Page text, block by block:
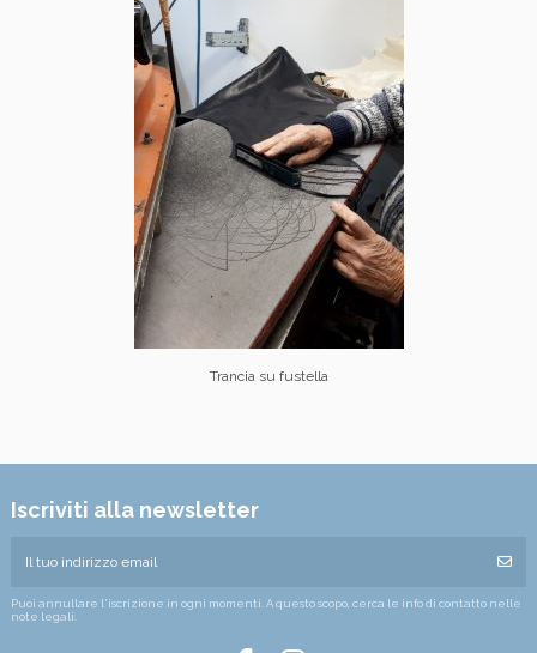
Trancia su fustella
Iscriviti alla newsletter
Puoi annullare l'iscrizione in ogni momenti. A questo scopo, cerca le info di contatto nelle
note legali.